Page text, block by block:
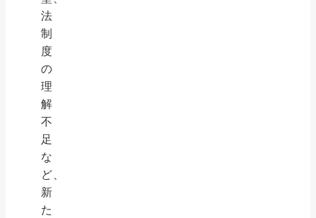
法
制
度
の
理
解
不
足
な
ど、
新
た